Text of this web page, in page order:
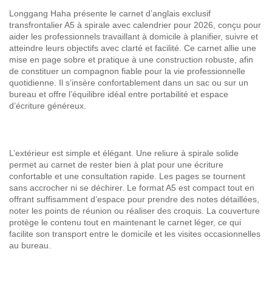
Longgang Haha présente le carnet d’anglais exclusif
transfrontalier A5 à spirale avec calendrier pour 2026, conçu pour
aider les professionnels travaillant à domicile à planifier, suivre et
atteindre leurs objectifs avec clarté et facilité. Ce carnet allie une
mise en page sobre et pratique à une construction robuste, afin
de constituer un compagnon fiable pour la vie professionnelle
quotidienne. Il s’insère confortablement dans un sac ou sur un
bureau et offre l’équilibre idéal entre portabilité et espace
d’écriture généreux.
L’extérieur est simple et élégant. Une reliure à spirale solide
permet au carnet de rester bien à plat pour une écriture
confortable et une consultation rapide. Les pages se tournent
sans accrocher ni se déchirer. Le format A5 est compact tout en
offrant suffisamment d’espace pour prendre des notes détaillées,
noter les points de réunion ou réaliser des croquis. La couverture
protège le contenu tout en maintenant le carnet léger, ce qui
facilite son transport entre le domicile et les visites occasionnelles
au bureau.